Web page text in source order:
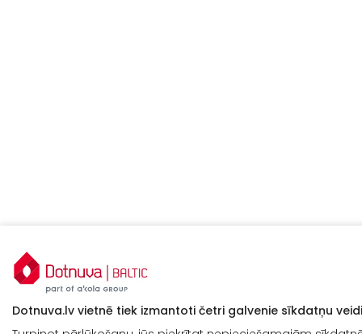
Dotnuva.lv vietnē tiek izmantoti četri galvenie sīkdatņu